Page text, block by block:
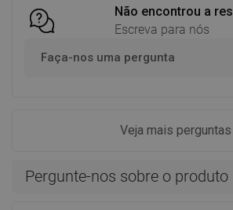
Não encontrou a
Escreva para nós
Faça-nos uma pergunta
Veja mais perguntas
Pergunte-nos sobre o produto